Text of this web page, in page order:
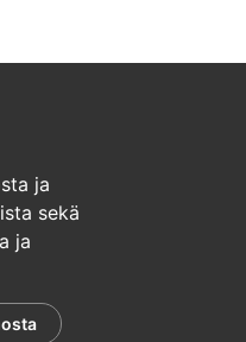
ja
sekä
ja